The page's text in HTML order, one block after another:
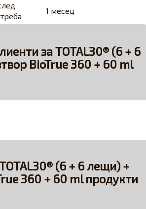
1 месец
за TOTAL30® (6 + 6
BioTrue 360 + 60 ml
(6 + 6 лещи) +
360 + 60 ml продукти